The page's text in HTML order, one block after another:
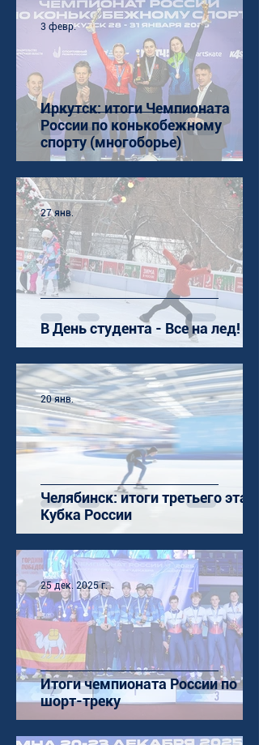
Иркутск: итоги Чемпионата
России по конькобежному
спорту (многоборье)
3 февр.
В День студента - Все на лед!
27 янв.
Челябинск: итоги третьего этапа
Кубка России
20 янв.
Итоги чемпионата России по
шорт-треку
25 дек. 2025 г.